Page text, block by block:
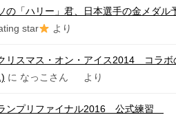
「ハリー」君、日本選手の金メダル
star より
リスマス・オン・アイス2014 コラボ
に なっこさん より
ンプリファイナル2016 公式練習